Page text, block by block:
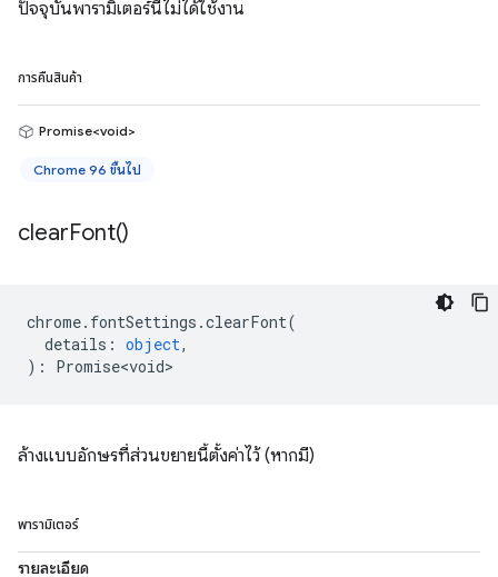
ปัจจุบันพารามิเตอร์นี้ไม่ได้ใช้งาน
การคืนสินค้า
Promise<void>
Chrome 96 ขึ้นไป
clearFont()
chrome. fontSettings .clearFont(
details : object,
) : Promise<void>
ล้างแบบอักษรที่ส่วนขยายนี้ตั้งค่าไว้ (หากมี)
พารามิเตอร์
รายละเอียด